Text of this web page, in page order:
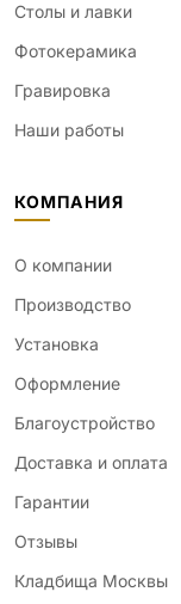
Столы и лавки
Фотокерамика
Гравировка
Наши работы
КОМПАНИЯ
О компании
Производство
Установка
Оформление
Благоустройство
Доставка и оплата
Гарантии
Отзывы
Кладбища Москвы